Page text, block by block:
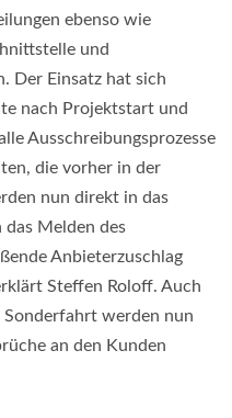
ebenso wie
und
Der Einsatz hat sich
nach Projektstart und
Ausschreibungsprozesse
die vorher in der
nun direkt in das
das Melden des
Anbieterzuschlag
Steffen Roloff. Auch
Sonderfahrt werden nun
an den Kunden